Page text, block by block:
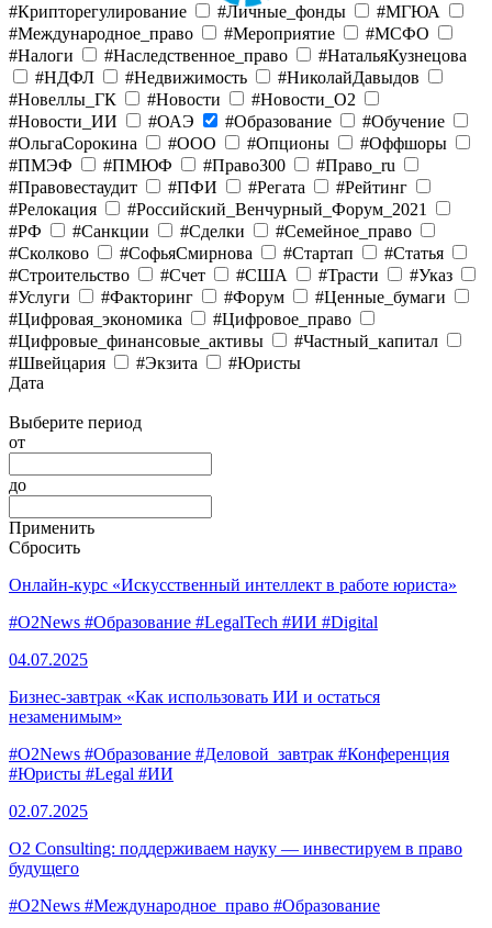
#Крипторегулирование
#Личные_фонды
#МГЮА
#Международное_право
#Мероприятие
#МСФО
#Налоги
#Наследственное_право
#НатальяКузнецова
#НДФЛ
#Недвижимость
#НиколайДавыдов
#Новеллы_ГК
#Новости
#Новости_O2
#Новости_ИИ
#ОАЭ #Образование
#Обучение
#ОльгаСорокина
#ООО #Опционы
#Оффшоры
#ПМЭФ
#ПМЮФ #Право300
#Право_ru
#Правовестаудит
#ПФИ #Регата
#Рейтинг
#Релокация
#Российский_Венчурный_Форум_2021
#РФ
#Санкции #Сделки
#Семейное_право
#Сколково
#СофьяСмирнова #Стартап
#Статья
#Строительство
#Счет #США #Трасти
#Указ
#Услуги
#Факторинг #Форум
#Ценные_бумаги
#Цифровая_экономика
#Цифровое_право
#Цифровые_финансовые_активы
#Частный_капитал
#Швейцария
#Экзита
#Юристы
Дата
Выберите период
от
до
Применить
Сбросить
Онлайн-курс «Искусственный интеллект в работе юриста»
#O2News #Образование #LegalTech #ИИ #Digital
04.07.2025
Бизнес-завтрак «Как использовать ИИ и остаться
незаменимым»
#O2News #Образование #Деловой_завтрак #Конференция
#Юристы #Legal #ИИ
02.07.2025
O2 Consulting: поддерживаем науку — инвестируем в право
будущего
#O2News #Международное_право #Образование